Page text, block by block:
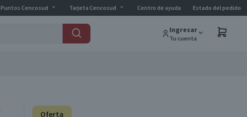
Puntos Cencosud Tarjeta Cencosud Centro de ayuda Estado del pedido
Ingresar
Tu cuenta
Oferta